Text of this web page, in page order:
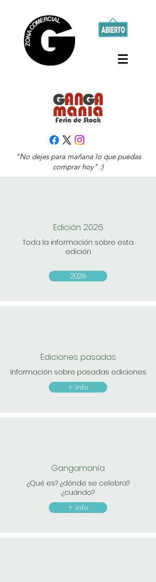
"No dejes para mañana lo que puedas
comprar hoy" :)
Edición 2026
Toda la información sobre esta
edición
2026
Ediciones pasadas
Información sobre pasadas ediciones
+ info
Gangamanía
¿Qué es? ¿dónde se celebra?
¿cuándo?
+ info